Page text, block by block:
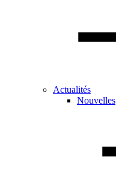
Actualités
Nouvelles